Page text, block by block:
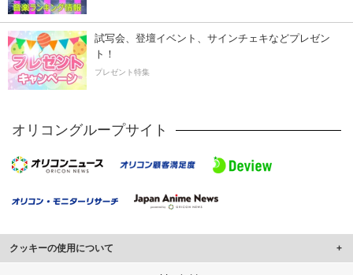
試写会、登壇イベント、サインチェキなどプレゼン
ト！
プレゼント特集
オリコングループサイト
クッキーの使用について